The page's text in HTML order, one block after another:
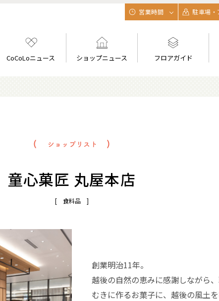
CoCoLoニュース ショップニュース フロアガイド
営業時間 駐車場・
童心菓匠 丸屋本店
[ 食料品 ]
創業明治11年。
越後の自然の恵みに感謝しながら
むきに作るお菓子に、越後の風土